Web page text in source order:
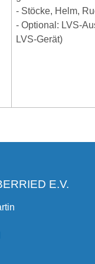
- Stöcke, Helm,
- Optional: LVS-
LVS-Gerät)
E.V.